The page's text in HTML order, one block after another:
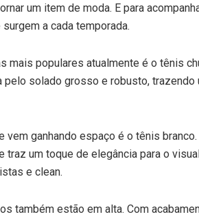
um item de moda. E para
a cada temporada.
mais populares atualmente é o tênis
solado grosso e robusto, trazendo
vem ganhando espaço é o tênis
traz um toque de elegância para o
e clean.
também estão em alta. Com